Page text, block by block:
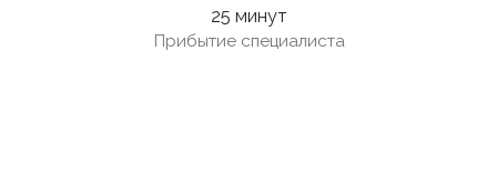
25 минут
Прибытие специалиста